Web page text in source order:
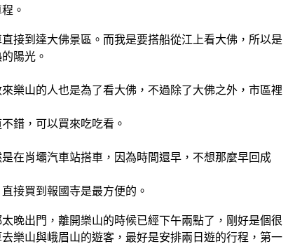
。
接到達大佛景區。而我是要搭船從江上看大佛，所以是
陽光。
樂山的人也是為了看大佛，不過除了大佛之外，市區裡
錯，可以買來吃吃看。
在肖壩汽車站搭車，因為時間還早，不想那麼早回成
接買到報國寺是最方便的。
晚出門，離開樂山的時候已經下午兩點了，剛好是個很
樂山與峨眉山的遊客，最好是安排兩日遊的行程，第一